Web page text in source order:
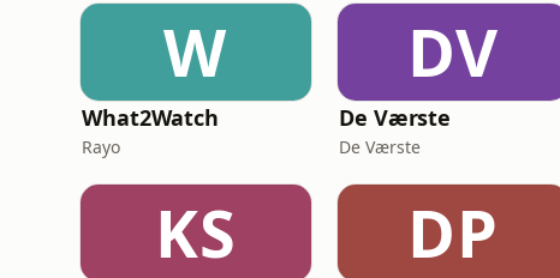
W
What2Watch
Rayo
DV
De Værste
De Værste
KS DP